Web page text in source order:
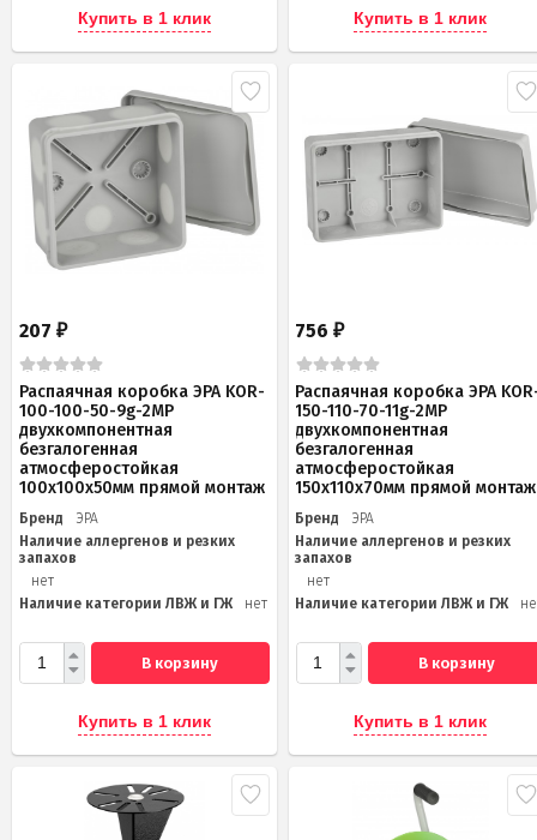
Купить в 1 клик Купить в 1 клик
207 ₽
Распаячная коробка ЭРА KOR-
100-100-50-9g-2MP
двухкомпонентная
безгалогенная
атмосферостойкая
100х100х50мм прямой монтаж
Бренд
ЭРА
Наличие аллергенов и резких
запахов
нет
Наличие категории ЛВЖ и ГЖ
нет
В корзину
Купить в 1 клик
756₽
Распаячная коробка ЭРА
150-110-70-11g-2MP
двухкомпонентная
безгалогенная
атмосферостойкая
150х110х70мм прямой монтаж
Бренд
ЭРА
Наличие аллергенов и резких
запахов
нет
Наличие категории ЛВЖ и ГЖ
В корзину
Купить в 1 клик